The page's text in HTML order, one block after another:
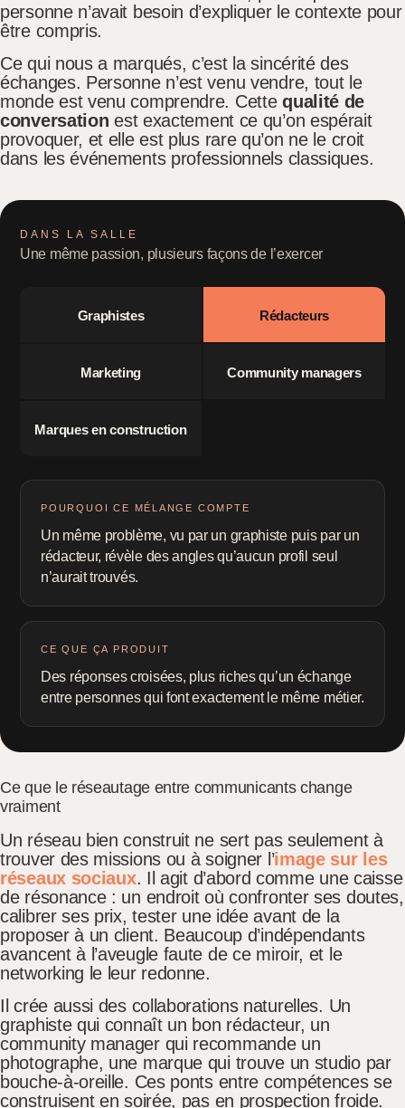
personne n’avait besoin d’expliquer le contexte pour
être compris.
Ce qui nous a marqués, c’est la sincérité des
échanges. Personne n’est venu vendre, tout le
monde est venu comprendre. Cettequalité de
conversation est exactement ce qu’on espérait
provoquer, et elle est plus rare qu’on ne le croit
dans les événements professionnels classiques.
DANS LA SALLE
Une même passion, plusieurs façons de l’exercer
Graphistes Rédacteurs
Marketing Community managers
Marques en construction
POURQUOI CE MÉLANGE COMPTE
Un même problème, vu par un graphiste puis par un
rédacteur, révèle des angles qu’aucun profil seul
n’aurait trouvés.
CE QUE ÇA PRODUIT
Des réponses croisées, plus riches qu’un échange
entre personnes qui font exactement le même métier.
Ce que le réseautage entre communicants change
vraiment
Un réseau bien construit ne sert pas seulement à
trouver des missions ou à soigner l’image sur les
réseaux sociaux. Il agit d’abord comme une caisse
de résonance : un endroit où confronter ses doutes,
calibrer ses prix, tester une idée avant de la
proposer à un client. Beaucoup d’indépendants
avancent à l’aveugle faute de ce miroir, et le
networking le leur redonne.
Il crée aussi des collaborations naturelles. Un
graphiste qui connaît un bon rédacteur, un
community manager qui recommande un
photographe, une marque qui trouve un studio par
bouche-à-oreille. Ces ponts entre compétences se
construisent en soirée, pas en prospection froide.